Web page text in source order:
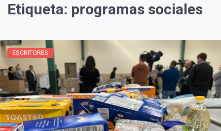
Etiqueta: programas sociales
ESCRITORES